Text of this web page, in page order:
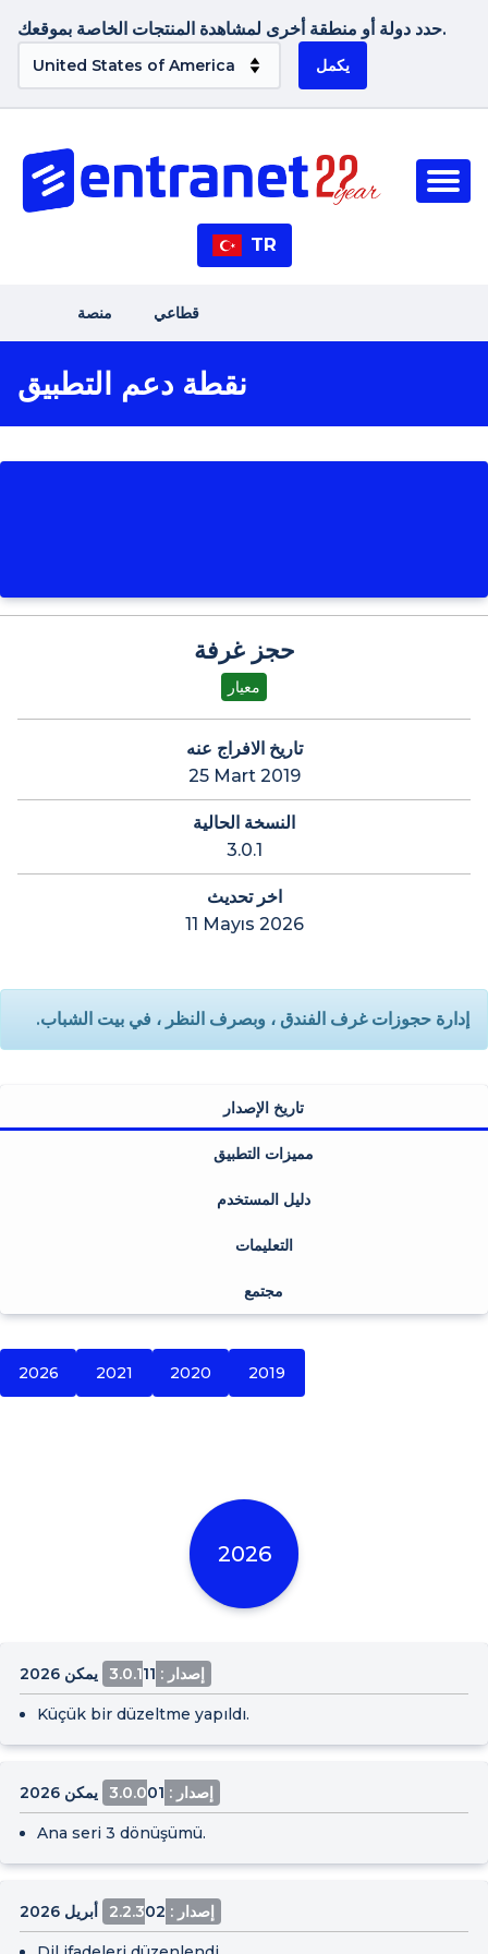
حدد دولة أو منطقة أخرى لمشاهدة المنتجات الخاصة بموقعك.
يكمل
TR
منصة قطاعي
نقطة دعم التطبيق
حجز غرفة
معيار
تاريخ الافراج عنه
25 Mart 2019
النسخة الحالية
3.0.1
اخر تحديث
11 Mayıs 2026
إدارة حجوزات غرف الفندق ، وبصرف النظر ، في بيت الشباب.
تاريخ الإصدار
مميزات التطبيق
دليل المستخدم
التعليمات
مجتمع
2026 2021 2020 2019
2026
إصدار : 3.0.1 11 يمكن 2026
Küçük bir düzeltme yapıldı.
إصدار : 3.0.0 01 يمكن 2026
Ana seri 3 dönüşümü.
إصدار : 2.2.3 02 أبريل 2026